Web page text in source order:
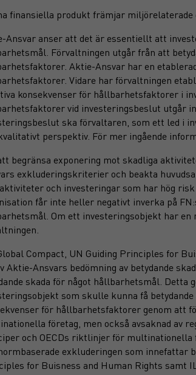
finansiella produkt främjar
Ansvar anser att det är essentiellt att
Förvaltningen utgår från att
Aktie-Ansvar har en
Vidare har förvaltningen
konsekvenser för hållbarhetsfaktorer i
vid investeringsbeslut utgår
ska förvaltaren, som ett led i
perspektiv. För mer ingående
begränsa exponering mot skadliga
exkluderingskriterier och beakta
och investeringar som har hög
får inte heller negativt inverka på
Om ett investeringsobjekt har
Compact, UN Guiding Principles for
Aktie-Ansvars bedömning av betydande
skada för något hållbarhetsmål.
som skulle kunna få
för hållbarhetsfaktorer genom att
företag, men också avsaknad av
och OECDs riktlinjer för
exkluderingen som innefattar
for Buisness and Human Rights samt